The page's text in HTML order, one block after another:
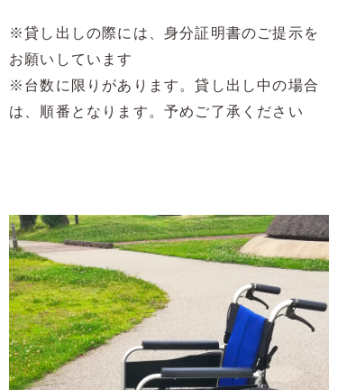
※貸し出しの際には、身分証明書のご提示を
お願いしています
※台数に限りがあります。貸し出し中の場合
は、順番となります。予めご了承ください